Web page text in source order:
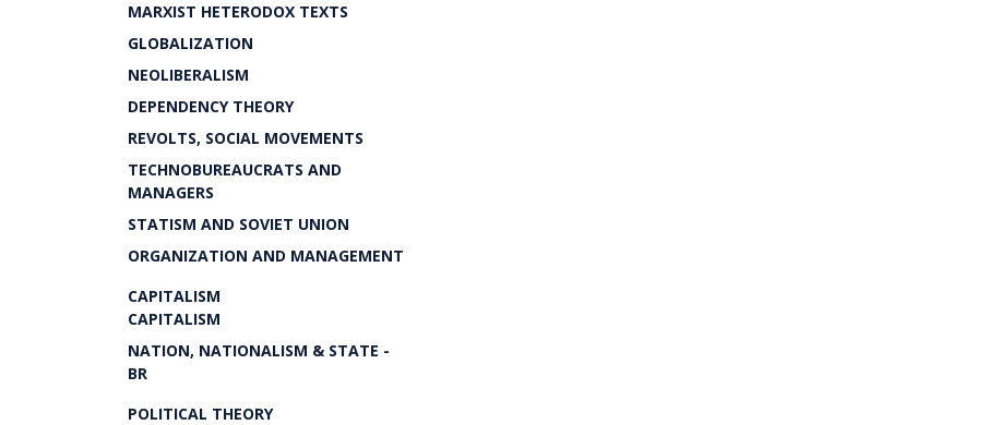
MARXIST HETERODOX TEXTS
GLOBALIZATION
NEOLIBERALISM
DEPENDENCY THEORY
REVOLTS, SOCIAL MOVEMENTS
TECHNOBUREAUCRATS AND
MANAGERS
STATISM AND SOVIET UNION
ORGANIZATION AND MANAGEMENT
CAPITALISM
CAPITALISM
NATION, NATIONALISM & STATE -
BR
POLITICAL THEORY